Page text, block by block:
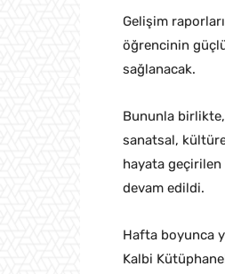
Gelişim
öğrencinin
sağlanacak.
Bununla
sanatsal,
hayata geçirilen
devam edildi.
Hafta boyunca
Kalbi